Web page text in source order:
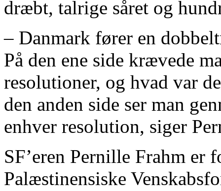
dræbt, talrige såret og
– Danmark fører en
På den ene side krævede
resolutioner, og hvad var
den anden side ser man
enhver resolution, siger
SF’eren Pernille Frahm er
Palæstinensiske